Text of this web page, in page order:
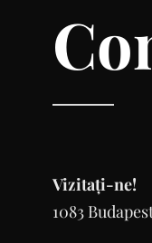
Vizitați-ne!
1083